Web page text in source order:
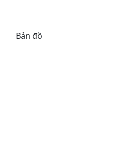
Bản đồ